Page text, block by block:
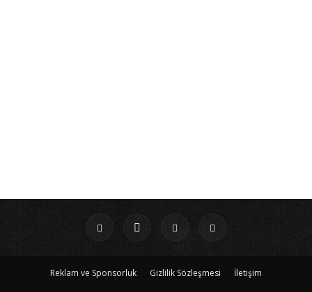
Reklam ve Sponsorluk Gizlilik Sözleşmesi İletişim